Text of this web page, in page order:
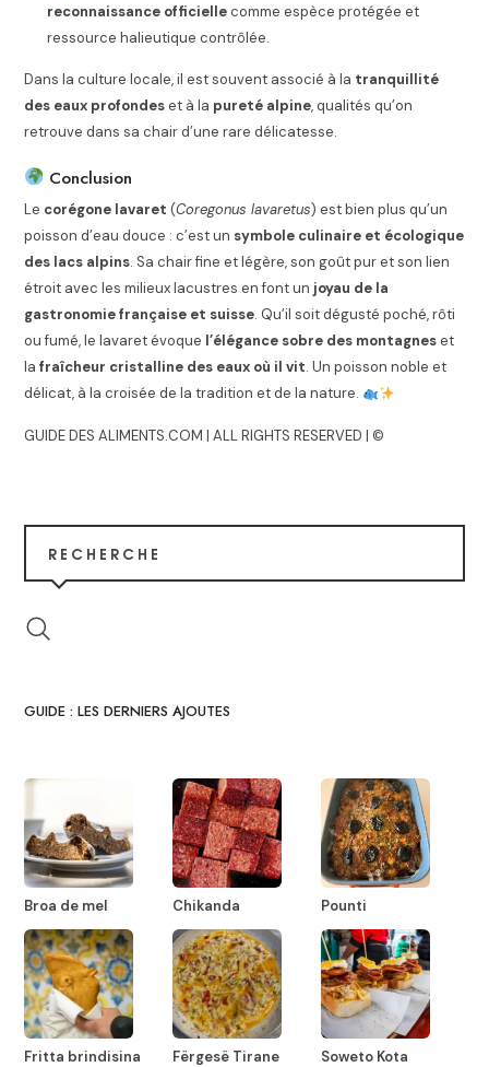
reconnaissance officiellecomme espèce protégée et
ressource halieutique contrôlée.
Dans la culture locale, il est souvent associé à la tranquillité
des eaux profondeset à la pureté alpine, qualités qu’on
retrouve dans sa chair d’une rare délicatesse.
Conclusion
Le corégone lavaret (Coregonus lavaretus) est bien plus qu’un
poisson d’eau douce : c’est un symbole culinaire et écologique
des lacs alpins. Sa chair fine et légère, son goût pur et son lien
étroit avec les milieux lacustres en font un joyau de la
gastronomie française et suisse. Qu’il soit dégusté poché, rôti
ou fumé, le lavaret évoque l’élégance sobre des montagneset
lafraîcheur cristalline des eaux où il vit. Un poisson noble et
délicat, à la croisée de la tradition et de la nature.
GUIDE DES ALIMENTS.COM | ALL RIGHTS RESERVED | ©
RECHERCHE
GUIDE : LES DERNIERS AJOUTES
Broa de mel Chikanda Pounti
Fritta brindisina Fërgesë Tirane Soweto Kota